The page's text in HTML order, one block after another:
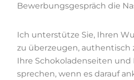
Bewerbungsgespräch die
Ich unterstütze Sie, Ihren
zu überzeugen, authentisch
Ihre Schokoladenseiten und
sprechen, wenn es darauf